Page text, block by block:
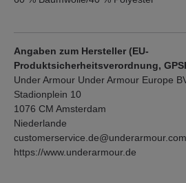
Angaben zum Hersteller (EU-
Produktsicherheitsverordnung,
Under Armour Under Armour Europe
Stadionplein 10
1076 CM Amsterdam
Niederlande
customerservice.de@underarmour.com
https://www.underarmour.de